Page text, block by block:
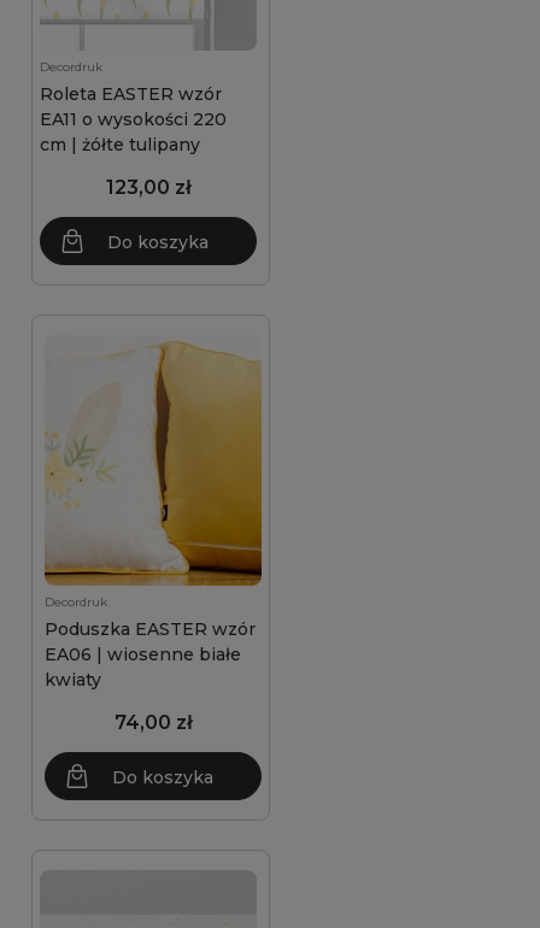
Decordruk
Roleta EASTER wzór
EA11 o wysokości 220
cm | żółte tulipany
123,00 zł
Do koszyka
Decordruk
Poduszka EASTER wzór
EA06 | wiosenne białe
kwiaty
74,00 zł
Do koszyka